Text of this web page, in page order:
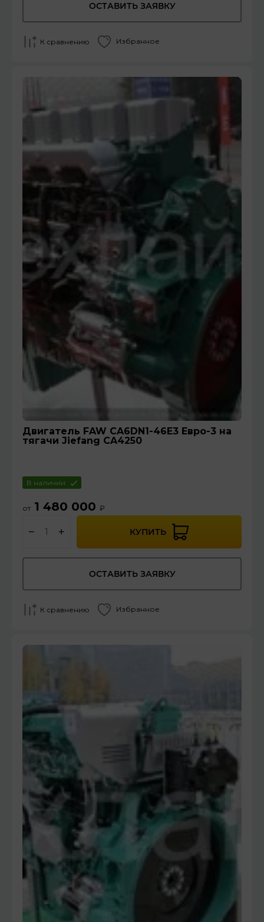
ОСТАВИТЬ ЗАЯВКУ
К сравнению Избранное
Двигатель FAW CA6DN1-46E3 Евро-3 на
тягачи Jiefang CA4250
В наличии
от 1 480 000 ₽
− + КУПИТЬ
ОСТАВИТЬ ЗАЯВКУ
К сравнению Избранное